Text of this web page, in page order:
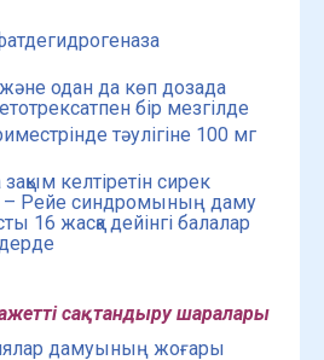
одан да көп дозада
бір мезгілде
тәулігіне 100 мг
келтіретін сирек
– Рейе синдромының даму
16 жасқа дейінгі балалар
сақтандыру шаралары
дамуының жоғары